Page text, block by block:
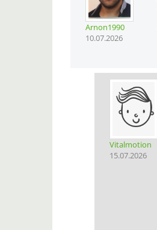
Arnon1990
10.07.2026
Vitalmotion
15.07.2026